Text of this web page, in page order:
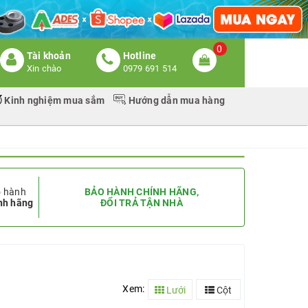
Tài khoản
Xin chào
Hotline
0979 691 514
0
Kinh nghiệm mua sắm Hướng dẫn mua hàng
hành
hãng
BẢO HÀNH CHÍNH HÃNG,
ĐỔI TRẢ TẬN NHÀ
Xem: Lưới Cột